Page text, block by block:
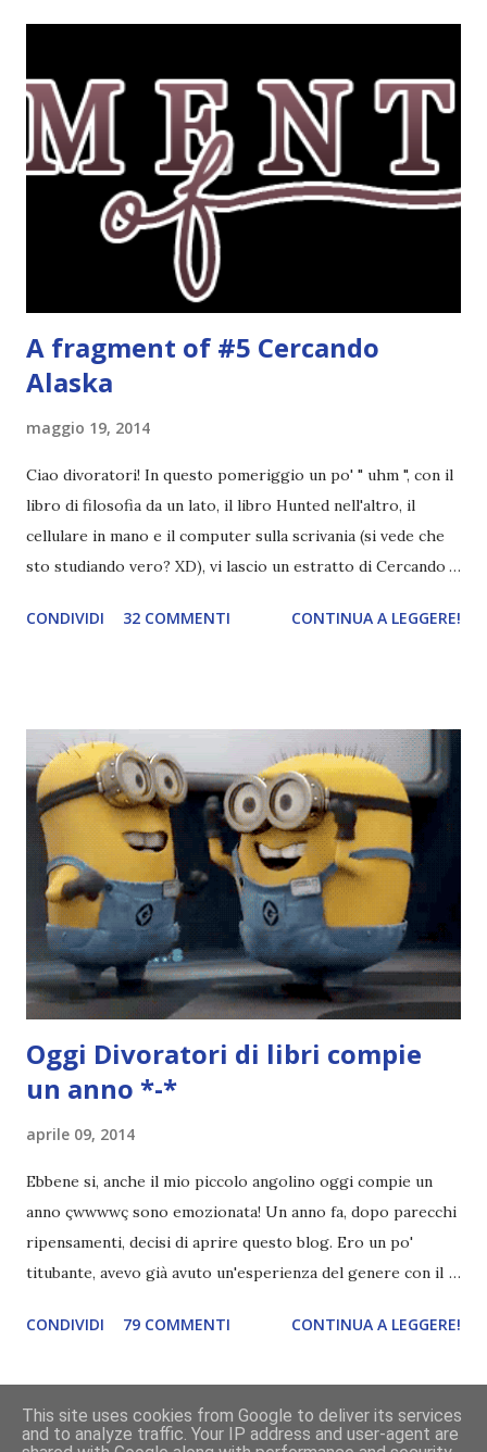
po' di tempo per pensarci e iscrivervi. Titolo: Wool (Silo
#1) Autore: Hugh Howey Anno: Ottobre 2013 Editore:
Fabbri Cosa faresti se il mondo fuori fosse letale e l’aria
che respiri potesse uccidere? Se vivessi in un luogo dove
ogni nascita richiede una morte e le tue scelte possono
salvare vite o distruggerle? Questo è il mondo di Wool. In
A fragment of #5 Cercando
Alaska
maggio 19, 2014
Ciao divoratori! In questo pomeriggio un po' " uhm ", con il
libro di filosofia da un lato, il libro Hunted nell'altro, il
cellulare in mano e il computer sulla scrivania (si vede che
sto studiando vero? XD), vi lascio un estratto di Cercando
costante nelle rubriche. Odiavo lo sport. Odiavo lo sport,
cui si gioca a mini-baseball mia madre voleva che mi facessi
delle amicizie, così mi obbligò a entrare nella squadra dei
Pirati di Orlando. Mi feci degli amici eccome: una masnada di
bambini dell'asilo. Non fu un gran passo avanti, se l'obiettivo
era inserirmi fra i coetanei. Fu soprattutto perché come
statura sovrastavo tutti gli altri giocatori se quell'anno per
un pelo non entrai nella formazione ufficiale. Qu...
CONDIVIDI 32 COMMENTI CONTINUA A LEGGERE!
Oggi Divoratori di libri compie
un anno *-*
aprile 09, 2014
Ebbene si, anche il mio piccolo angolino oggi compie un
anno çwwwwç sono emozionata! Un anno fa, dopo parecchi
ripensamenti, decisi di aprire questo blog. Ero un po'
titubante, avevo già avuto un'esperienza del genere con il
nuovo significava avere pazienza, pazienza e ancora
dato che inizio cento cose e non ne finisco nemmeno
CONDIVIDI 79 COMMENTI CONTINUA A LEGGERE!
This site uses cookies from Google to deliver its services
and to analyze traffic. Your IP address and user-agent are